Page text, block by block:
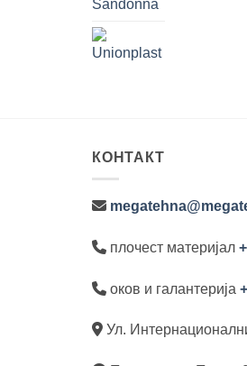
КОНТАКТ
плочест материјал
оков и галантерија
Ул.